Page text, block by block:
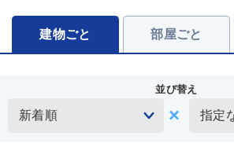
建物ごと 部屋ごと
並び替え